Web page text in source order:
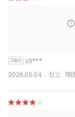
'그 환자'를 만나고 모
cli***
2026.05.04 신고 차단